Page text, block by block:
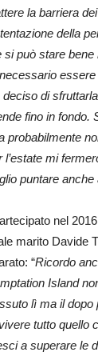
la barriera
della
si può stare bene
essere
di
fino in fondo.
probabilmente
mi
puntare anche
nel
marito Davide
“Ricordo
Island
lì ma il dopo
tutto quello
a superare le